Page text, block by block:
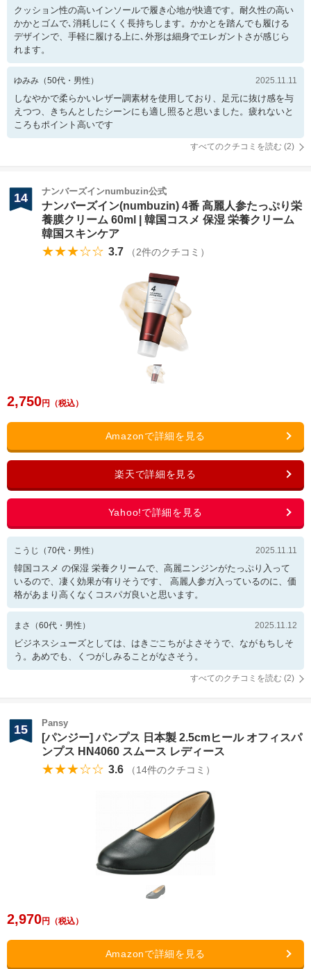
クッション性の高いインソールで履き心地が快適です。耐久性の高い
かかとゴムで､消耗しにくく長持ちします。かかとを踏んでも履ける
デザインで、手軽に履ける上に､外形は細身でエレガントさが感じら
れます。
ゆみみ （50代・ 男性 ） 2025.11.11
しなやかで柔らかいレザー調素材を使用しており、足元に抜け感を与
えつつ、きちんとしたシーンにも適し照ると思いました。疲れないと
ころもポイント高いです
すべてのクチコミを読む (2)
14 ナンバーズインnumbuzin公式
ナンバーズイン(numbuzin) 4番 高麗人参たっぷり栄
養膜クリーム 60ml | 韓国コスメ 保湿 栄養クリーム
韓国スキンケア
★★★☆☆ 3.7 （2件のクチコミ）
2,750
こうじ （70代・ 男性 ） 2025.11.11
韓国コスメ の保湿 栄養クリームで、高麗ニンジンがたっぷり入って
いるので、凄く効果が有りそうです、 高麗人参ガ入っているのに、価
格があまり高くなくコスパガ良いと思います。
まさ （60代・ 男性 ） 2025.11.12
ビジネスシューズとしては、はきごこちがよさそうで、ながもちしそ
う。あめでも、くつがしみることがなさそう。
すべてのクチコミを読む (2)
15 Pansy
[パンジー] パンプス 日本製 2.5cmヒール オフィスパ
ンプス HN4060 スムース レディース
★★★☆☆ 3.6 （14件のクチコミ）
2,970